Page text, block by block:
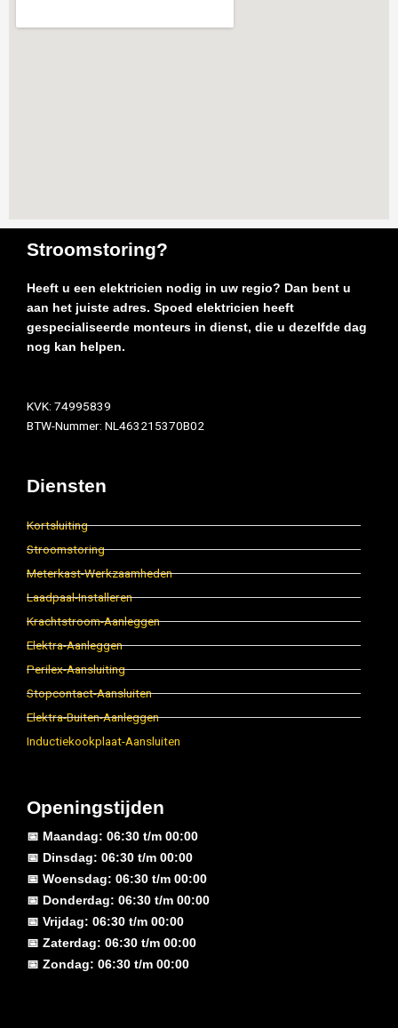
Stroomstoring?
Heeft u een elektricien nodig in uw regio? Dan bent u
aan het juiste adres. Spoed elektricien heeft
gespecialiseerde monteurs in dienst, die u dezelfde dag
nog kan helpen.
KVK: 74995839
BTW-Nummer: NL463215370B02
Diensten
Kortsluiting
Stroomstoring
Meterkast-Werkzaamheden
Laadpaal-Installeren
Krachtstroom-Aanleggen
Elektra-Aanleggen
Perilex-Aansluiting
Stopcontact-Aansluiten
Elektra-Buiten-Aanleggen
Inductiekookplaat-Aansluiten
Openingstijden
📅 Maandag: 06:30 t/m 00:00
📅 Dinsdag: 06:30 t/m 00:00
📅 Woensdag: 06:30 t/m 00:00
📅 Donderdag: 06:30 t/m 00:00
📅 Vrijdag: 06:30 t/m 00:00
📅 Zaterdag: 06:30 t/m 00:00
📅 Zondag: 06:30 t/m 00:00